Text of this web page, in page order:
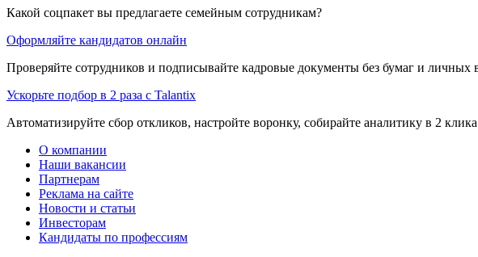
Какой соцпакет вы предлагаете семейным сотрудникам?
Оформляйте кандидатов онлайн
Проверяйте сотрудников и подписывайте кадровые документы без бумаг и личных
Ускорьте подбор в 2 раза с Talantix
Автоматизируйте сбор откликов, настройте воронку, собирайте аналитику в 2 клика
О компании
Наши вакансии
Партнерам
Реклама на сайте
Новости и статьи
Инвесторам
Кандидаты по профессиям